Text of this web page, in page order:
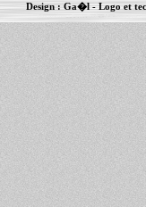
Design : Ga�l- Logo et
Informations : PowerBook-